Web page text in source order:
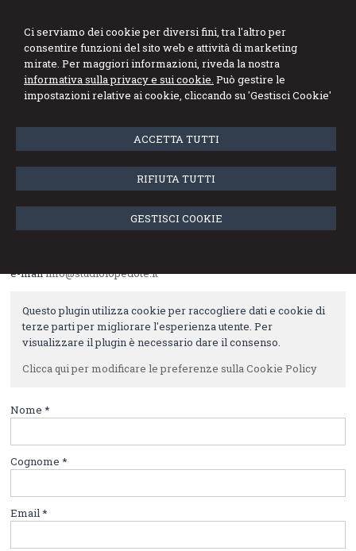
Ci serviamo dei cookie per diversi fini, tra l'altro per
consentire funzioni del sito web e attività di marketing
mirate. Per maggiori informazioni, riveda la nostra
informativa sulla privacy e sui cookie. Può gestire le
impostazioni relative ai cookie, cliccando su 'Gestisci Cookie'
ACCETTA TUTTI
RIFIUTA TUTTI
GESTISCI COOKIE
Studio Professionale
Lopedote
Dottori Commercialisti
Menu
Contatti
Studio Professionale Lopedote Dottori Commercialisti
Piacenza, Via Santa Franca n. 45
P.Iva - Cod. Fisc. 01795780335
e-mailinfo@studiolopedote.it
Questo plugin utilizza cookie per raccogliere dati e cookie di
terze parti per migliorare l'esperienza utente. Per
visualizzare il plugin è necessario dare il consenso.
Clicca qui per modificare le preferenze sulla Cookie Policy
Nome *
Cognome *
Email *